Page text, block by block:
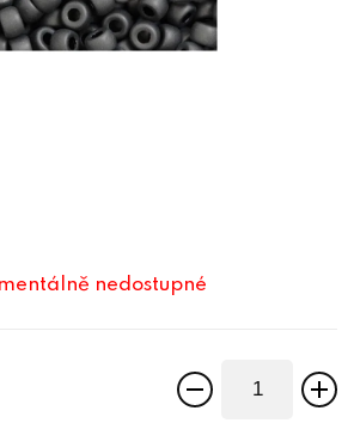
nedostupné